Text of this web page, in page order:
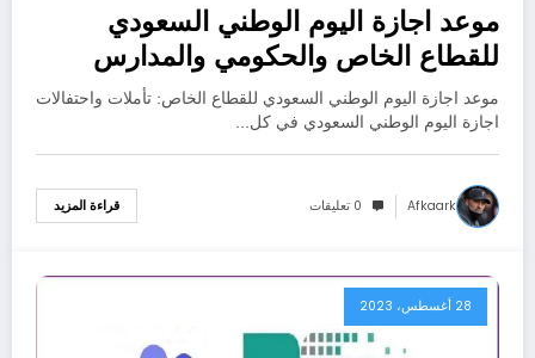
موعد اجازة اليوم الوطني السعودي
للقطاع الخاص والحكومي والمدارس
2024/1445
موعد اجازة اليوم الوطني السعودي للقطاع الخاص: تأملات واحتفالات
اجازة اليوم الوطني السعودي في كل…
Afkaark 0 تعليقات قراءة المزيد
28 أغسطس، 2023